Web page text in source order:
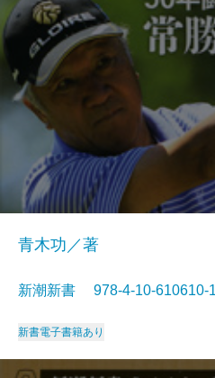
青木功／著
新潮新書 978-4-10-
新書電子書籍あり